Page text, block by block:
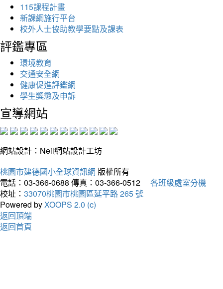
115課程計畫
新課綱施行平台
校外人士協助教學要點及課表
評鑑專區
環境教育
交通安全網
健康促進評鑑網
學生獎懲及申訴
宣導網站
網站設計：Neil網站設計工坊
桃園市建德國小全球資訊網 版權所有
電話：03-366-0688 傳真：03-366-0512
各班級處室分機
校址： 33070桃園市桃園區延平路 265 號
Powered byXOOPS 2.0 (c)
返回頂端
返回首頁